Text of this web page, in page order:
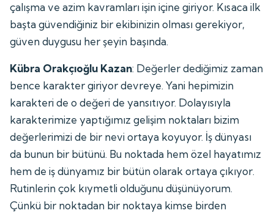
çalışma ve azim kavramları işin içine giriyor. Kısaca ilk
başta güvendiğiniz bir ekibinizin olması gerekiyor,
güven duygusu her şeyin başında.
Kübra Orakçıoğlu Kazan: Değerler dediğimiz zaman
bence karakter giriyor devreye. Yani hepimizin
karakteri de o değeri de yansıtıyor. Dolayısıyla
karakterimize yaptığımız gelişim noktaları bizim
değerlerimizi de bir nevi ortaya koyuyor. İş dünyası
da bunun bir bütünü. Bu noktada hem özel hayatımız
hem de iş dünyamız bir bütün olarak ortaya çıkıyor.
Rutinlerin çok kıymetli olduğunu düşünüyorum.
Çünkü bir noktadan bir noktaya kimse birden